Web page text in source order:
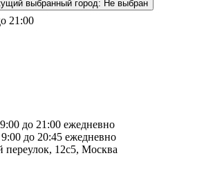
выбранный город: Не выбран
21:00
до 21:00 ежедневно
до 20:45 ежедневно
12с5, Москва